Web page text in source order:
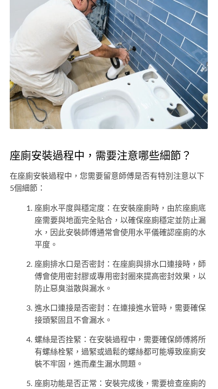
座廁安裝過程中，需要注意哪些細節？
在座廁安裝過程中，您需要留意師傅是否有特別注意以下
5個細節：
座廁水平度與穩定度：在安裝座廁時，由於座廁底
座需要與地面完全貼合，以確保座廁穩定並防止漏
水，因此安裝師傅通常會使用水平儀確認座廁的水
平度。
座廁排水口是否密封：在座廁與排水口連接時，師
傅會使用密封膠或專用密封圈來提高密封效果，以
防止惡臭溢散與漏水。
進水口連接是否密封：在連接進水管時，需要確保
接頭緊固且不會漏水。
螺絲是否拴緊：在安裝過程中，需要確保師傅將所
有螺絲栓緊，過緊或過鬆的螺絲都可能導致座廁安
裝不牢固，進而產生漏水問題。
座廁功能是否正常：安裝完成後，需要檢查座廁的